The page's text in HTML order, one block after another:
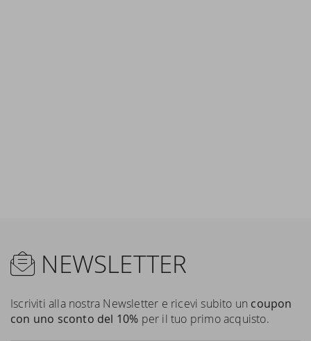
NEWSLETTER
Iscriviti alla nostra Newsletter e ricevi subito un coupon
con uno sconto del 10% per il tuo primo acquisto.